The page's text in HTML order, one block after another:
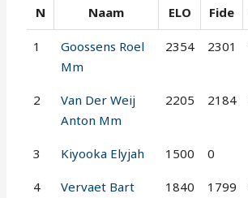
N Naam ELO Fide
1
Goossens Roel
Mm
2354 2301
2
Van Der Weij
Anton Mm
2205 2184
3 Kiyooka Elyjah 1500 0
4
Vervaet Bart
1840 1799